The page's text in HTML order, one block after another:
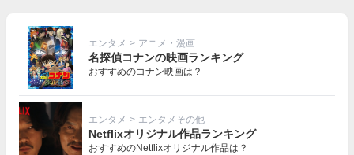
エンタメ > アニメ・漫画
名探偵コナンの映画ランキング
おすすめのコナン映画は？
エンタメ > エンタメその他
Netflixオリジナル作品ランキング
おすすめのNetflixオリジナル作品は？